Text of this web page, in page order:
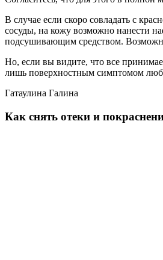
В случае если скоро совладать с
сосуды, на кожу возможно нанести
подсушивающим средством.
Но, если вы видите, что все
лишь поверхностным симптомом
Гатаулина Галина
Как снять отеки и